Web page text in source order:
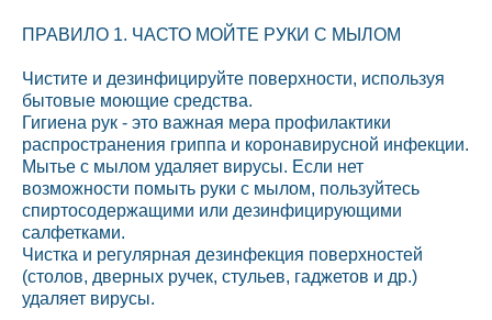
ПРАВИЛО 1. ЧАСТО МОЙТЕ РУКИ С МЫЛОМ
Чистите и дезинфицируйте поверхности, используя
бытовые моющие средства.
Гигиена рук - это важная мера профилактики
распространения гриппа и коронавирусной инфекции.
Мытье с мылом удаляет вирусы. Если нет
возможности помыть руки с мылом, пользуйтесь
спиртосодержащими или дезинфицирующими
салфетками.
Чистка и регулярная дезинфекция поверхностей
(столов, дверных ручек, стульев, гаджетов и др.)
удаляет вирусы.